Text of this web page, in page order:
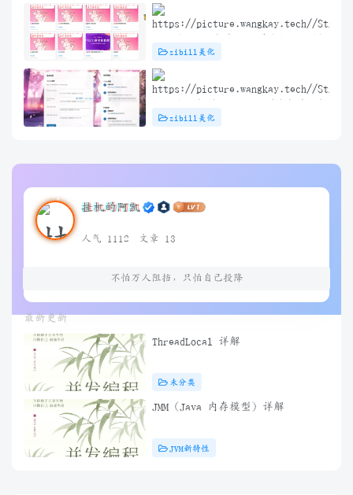
式[优化版]
zibill美化
件
zibill美化
挂机的阿凯
人气 1112 文章 13
不怕万人阻挡，只怕自己投降
最新更新
ThreadLocal 详解
未分类
JMM（Java 内存模型）详解
JVM新特性